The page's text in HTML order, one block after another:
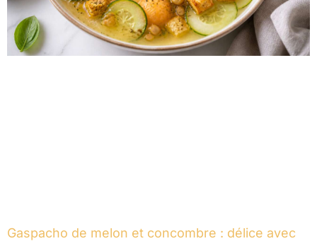
Gaspacho de melon et concombre : délice avec